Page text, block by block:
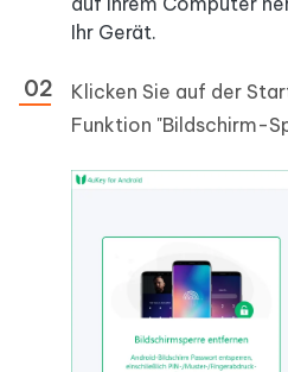
Ihr Gerät.
Klicken Sie auf der
Funktion "Bildschirm-